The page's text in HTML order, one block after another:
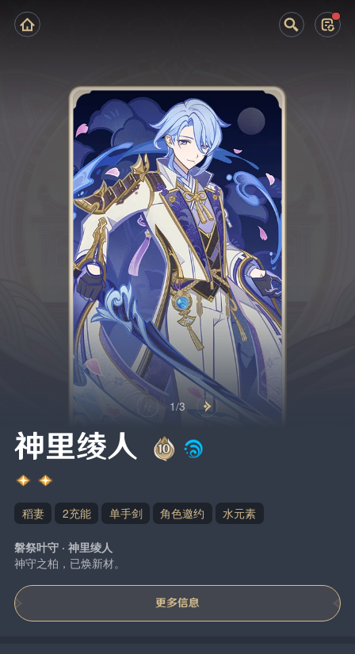
1/3
神里绫人
稻妻 2充能 单手剑 角色邀约 水元素
磐祭叶守 · 神里绫人
神守之柏，已焕新材。
更多信息